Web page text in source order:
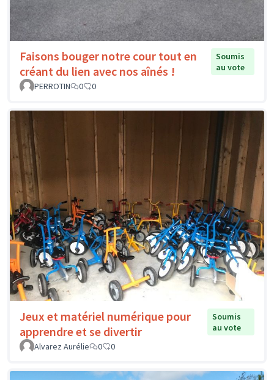
Faisons bouger notre cour tout en
créant du lien avec nos aînés !
Soumis
au vote
PERROTIN
0 0
Jeux et matériel numérique pour
apprendre et se divertir
Soumis
au vote
Alvarez Aurélie
0 0